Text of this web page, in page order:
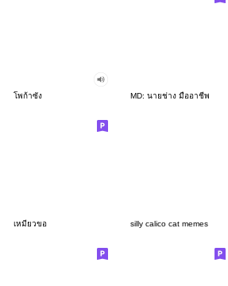
โพก้าซัง MD: นายช่าง มืออาชีพ
เหมียวขอ silly calico cat memes